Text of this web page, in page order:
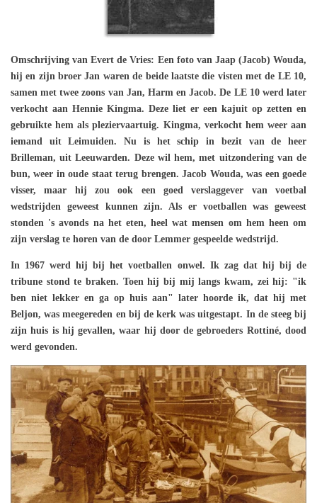
Omschrijving van Evert de Vries: Een foto van Jaap (Jacob) Wouda,
hij en zijn broer Jan waren de beide laatste die visten met de LE 10,
samen met twee zoons van Jan, Harm en Jacob. De LE 10 werd later
verkocht aan Hennie Kingma. Deze liet er een kajuit op zetten en
gebruikte hem als pleziervaartuig. Kingma, verkocht hem weer aan
iemand uit Leimuiden. Nu is het schip in bezit van de heer
Brilleman, uit Leeuwarden. Deze wil hem, met uitzondering van de
bun, weer in oude staat terug brengen. Jacob Wouda, was een goede
visser, maar hij zou ook een goed verslaggever van voetbal
wedstrijden geweest kunnen zijn. Als er voetballen was geweest
stonden 's avonds na het eten, heel wat mensen om hem heen om
zijn verslag te horen van de door Lemmer gespeelde wedstrijd.
In 1967 werd hij bij het voetballen onwel. Ik zag dat hij bij de
tribune stond te braken. Toen hij bij mij langs kwam, zei hij: "ik
ben niet lekker en ga op huis aan" later hoorde ik, dat hij met
Beljon, was meegereden en bij de kerk was uitgestapt. In de steeg bij
zijn huis is hij gevallen, waar hij door de gebroeders Rottiné, dood
werd gevonden.